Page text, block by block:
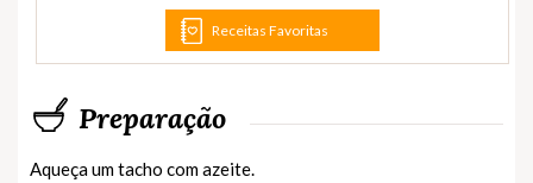
Receitas Favoritas
Preparação
Aqueça um tacho com azeite.